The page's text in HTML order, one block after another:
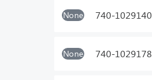
None 740-1029140
None 740-1029178